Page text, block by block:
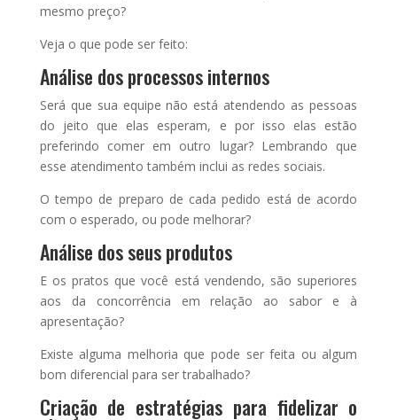
mesmo preço?
Veja o que pode ser feito:
Análise dos processos internos
Será que sua equipe não está atendendo as pessoas
do jeito que elas esperam, e por isso elas estão
preferindo comer em outro lugar? Lembrando que
esse atendimento também inclui as redes sociais.
O tempo de preparo de cada pedido está de acordo
com o esperado, ou pode melhorar?
Análise dos seus produtos
E os pratos que você está vendendo, são superiores
aos da concorrência em relação ao sabor e à
apresentação?
Existe alguma melhoria que pode ser feita ou algum
bom diferencial para ser trabalhado?
Criação de estratégias para fidelizar o